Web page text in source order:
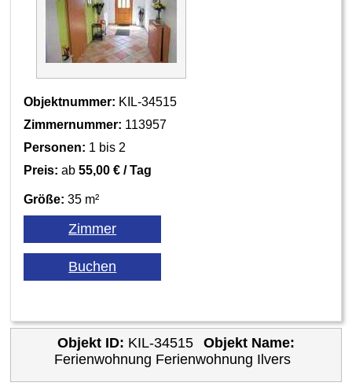
Objektnummer: KIL-34515
Zimmernummer: 113957
Personen: 1 bis 2
Preis: ab55,00 € / Tag
Größe: 35 m²
Objekt ID: KIL-34515
Objekt Name:
Ferienwohnung Ferienwohnung Ilvers